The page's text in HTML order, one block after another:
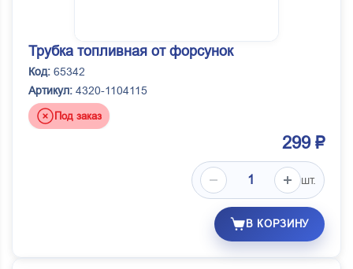
Трубка топливная от форсунок
Код: 65342
Артикул: 4320-1104115
Под заказ
299 ₽
шт.
В КОРЗИНУ